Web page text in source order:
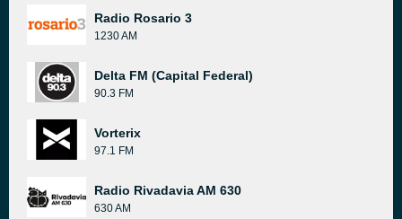
Radio Rosario 3
1230 AM
Delta FM (Capital Federal)
90.3 FM
Vorterix
97.1 FM
Radio Rivadavia AM 630
630 AM